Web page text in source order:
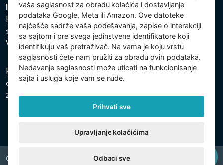
Intex Trading, s.r.o.
Hradecká 2526/3
130 00 Praha 3
Vinohrady - Česká republika
Kompanija je registrovana u Opštinskom sudu u Pragu,
odeljak C, uložak 74759, Identifikacioni broj kompanije:
26150808, Poreski identifikacioni broj: CZ26150808.
Copyright © 2026 INTEX TRADING s.r.o. All rights reserved.
vaša saglasnost zaobradu kolačića i dostavljanje
podataka Google, Meta ili Amazon. Ove datoteke
najčešće sadrže vaša podešavanja, zapise o interakciji
sa sajtom i pre svega jedinstvene identifikatore koji
identifikuju vaš pretraživač. Na vama je koju vrstu
saglasnosti ćete nam pružiti za obradu ovih podataka.
Nedavanje saglasnosti može uticati na funkcionisanje
sajta i usluga koje vam se nude.
Prihvati sve
Upravljanje kolačićima
Odbaci sve